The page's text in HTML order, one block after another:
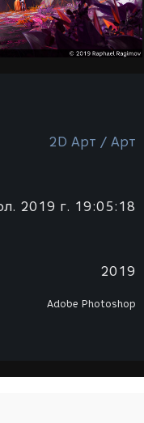
2D Арт / Арт
2019 г. 19:05:18
2019
Adobe Photoshop